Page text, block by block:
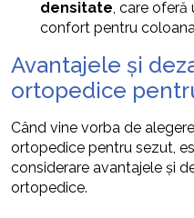
densitate , care
confort pentru
Avantajele și
ortopedice
Când vine vorba de
ortopedice pentru sezut,
considerare avantajele și
ortopedice.